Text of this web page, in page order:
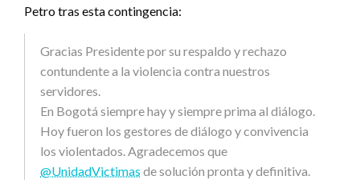
Petro tras esta contingencia:
Gracias Presidente por su respaldo y rechazo
contundente a la violencia contra nuestros
servidores.
En Bogotá siempre hay y siempre prima al diálogo.
Hoy fueron los gestores de diálogo y convivencia
los violentados. Agradecemos que
@UnidadVictimas de solución pronta y definitiva.